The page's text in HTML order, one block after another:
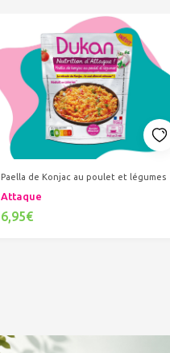
Paella de Konjac au poulet et légumes
Attaque
6,95€